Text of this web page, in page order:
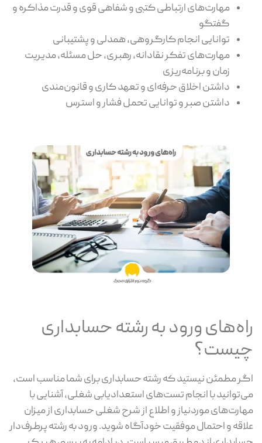
مهارت‌های ارتباطی کتبی و شفاهی قوی و قدرت مذاکره و
گفتگو
توانایی انجام کارگروهی، همدلی و پشتیبانی
مهارت‌های تفکر نقادانه، رهبری، حل مسئله، مدیریت
زمان و برنامه‌ریزی
داشتن اخلاق حرفه‌ای و تعهد کاری و قانون‌مندی
داشتن صبر و توانایی تحمل فشار و استرس
راه‌های ورود به رشته حسابداری
چیست؟
اگر مطمئن نیستید که رشته حسابداری برای شما مناسب است،
می‌توانید با انجام تست‌های استعدادیابی شغلی، آشنایی با
مهارت‌های موردنیاز و اطلاع از شرح شغلی حسابداری از میزان
علاقه و احتمال موفقیت خودآگاه شوید. ورود به رشته پرطرف‌دار